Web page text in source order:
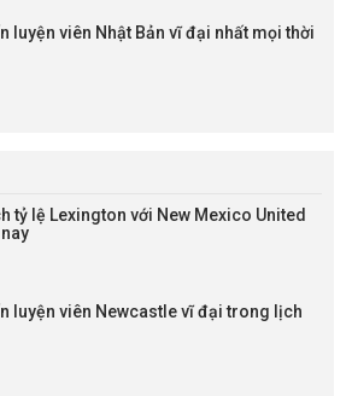
luyện viên Nhật Bản vĩ đại nhất mọi thời
tỷ lệ Lexington với New Mexico United
luyện viên Newcastle vĩ đại trong lịch